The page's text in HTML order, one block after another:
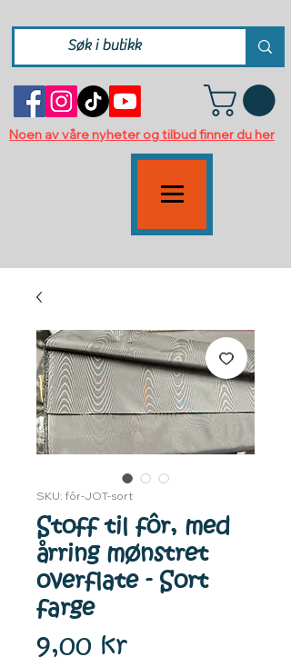
Noen av våre nyheter og tilbud finner du her
SKU: fôr-JOT-sort
Stoff til fôr, med
årring mønstret
overflate - Sort
farge
9,00 krPris